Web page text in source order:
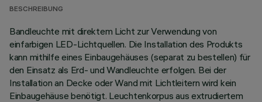
BESCHREIBUNG
Bandleuchte mit direktem Licht zur Verwendung von
einfarbigen LED-Lichtquellen. Die Installation des Produkts
kann mithilfe eines Einbaugehäuses (separat zu bestellen) für
den Einsatz als Erd- und Wandleuchte erfolgen. Bei der
Installation an Decke oder Wand mit Lichtleitern wird kein
Einbaugehäuse benötigt. Leuchtenkorpus aus extrudiertem